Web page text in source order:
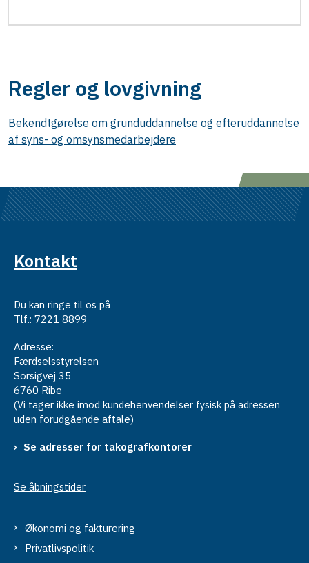
Regler og lovgivning
Bekendtgørelse om grunduddannelse og efteruddannelse
af syns- og omsynsmedarbejdere
Kontakt
Du kan ringe til os på
Tlf.: 7221 8899
Adresse:
Færdselsstyrelsen
Sorsigvej 35
6760 Ribe
(Vi tager ikke imod kundehenvendelser fysisk på adressen
uden forudgående aftale)
Se adresser for takografkontorer
Se åbningstider
Økonomi og fakturering
Privatlivspolitik